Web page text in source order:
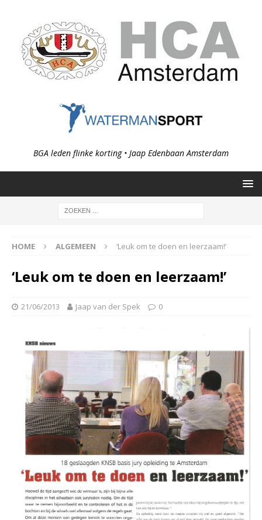
BGA leden flinke korting • Jaap Edenbaan Amsterdam
HOME ALGEMEEN ‘Leuk om te doen en leerzaam!’
‘Leuk om te doen en leerzaam!’
21/06/2013 Jaap van der Spek 0